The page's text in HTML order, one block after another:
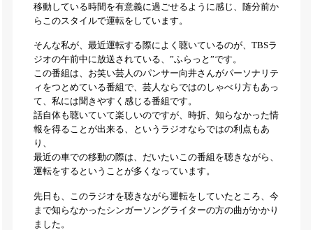
移動している時間を有意義に過ごせるように感じ、随分前か
らこのスタイルで運転をしています。
そんな私が、最近運転する際によく聴いているのが、TBSラ
ジオの午前中に放送されている、”ふらっと”です。
この番組は、お笑い芸人のパンサー向井さんがパーソナリテ
ィをつとめている番組で、芸人ならではのしゃべり方もあっ
て、私には聞きやすく感じる番組です。
話自体も聴いていて楽しいのですが、時折、知らなかった情
報を得ることが出来る、というラジオならではの利点もあ
り、
最近の車での移動の際は、だいたいこの番組を聴きながら、
運転をするということが多くなっています。
先日も、このラジオを聴きながら運転をしていたところ、今
まで知らなかったシンガーソングライターの方の曲がかかり
ました。